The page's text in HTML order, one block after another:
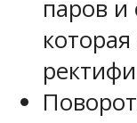
паров